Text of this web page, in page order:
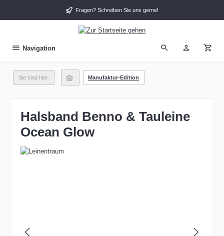
Fragen? Schreiben Sie uns gerne!
Navigation
Sie sind hier: Manufaktur-Edition
Halsband Benno & Tauleine
Ocean Glow